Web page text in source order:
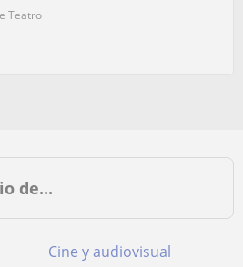
Teatro
de...
Cine y audiovisual